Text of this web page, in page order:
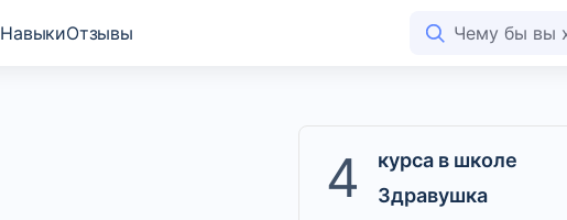
НавыкиОтзывы
4
курса в школе
Здравушка